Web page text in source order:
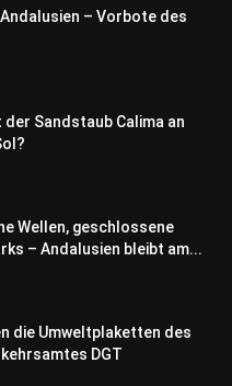
– Vorbote des
der Sandstaub Calima an
Wellen, geschlossene
– Andalusien bleibt am...
die Umweltplaketten des
DGT